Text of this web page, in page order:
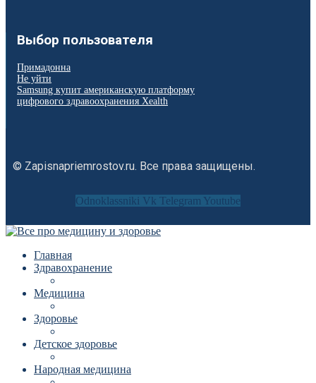
Выбор пользователя
Примадонна
Не уйти
Samsung купит американскую платформу
цифрового здравоохранения Xealth
© Zapisnapriemrostov.ru. Все права защищены.
Odnoklassniki Vk Telegram Youtube
Главная
Здравохранение
Медицина
Здоровье
Детское здоровье
Народная медицина